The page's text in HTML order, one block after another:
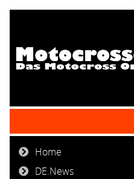
Home
DE.News